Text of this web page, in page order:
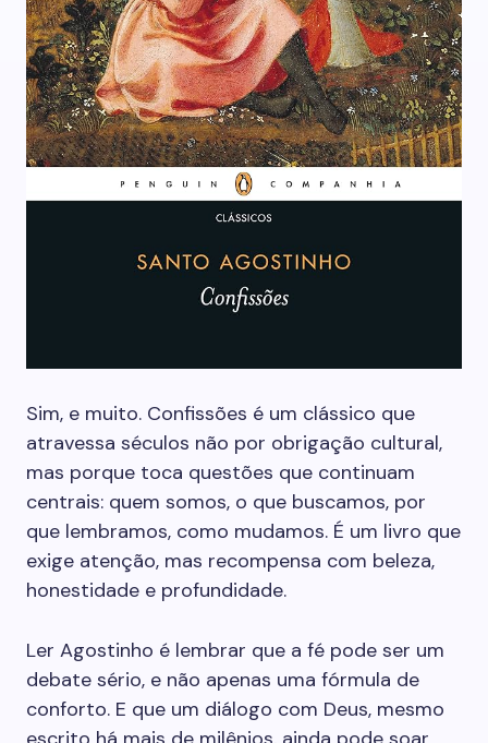
Sim, e muito. Confissões é um clássico que
atravessa séculos não por obrigação cultural,
mas porque toca questões que continuam
centrais: quem somos, o que buscamos, por
que lembramos, como mudamos. É um livro que
exige atenção, mas recompensa com beleza,
honestidade e profundidade.
Ler Agostinho é lembrar que a fé pode ser um
debate sério, e não apenas uma fórmula de
conforto. E que um diálogo com Deus, mesmo